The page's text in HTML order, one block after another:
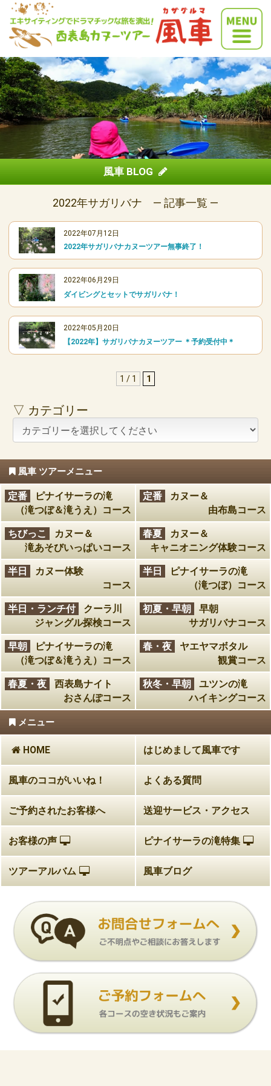
風車 BLOG
2022年サガリバナ ― 記事一覧 ―
2022年07月12日
2022年サガリバナカヌーツアー無事終了！
2022年06月29日
ダイビングとセットでサガリバナ！
2022年05月20日
【2022年】サガリバナカヌーツアー ＊予約受付中＊
1 / 1 1
▽ カテゴリー
風車 ツアーメニュー
定番
ピナイサーラの滝
（滝つぼ＆滝うえ）コース
定番
カヌー＆
由布島コース
ちびっこ
カヌー＆
滝あそびいっぱいコース
春夏
カヌー＆
キャニオニング体験コース
半日
カヌー体験
コース
半日
ピナイサーラの滝
（滝つぼ）コース
半日・ランチ付
クーラ川
ジャングル探検コース
初夏・早朝
早朝
サガリバナコース
早朝
ピナイサーラの滝
（滝つぼ＆滝うえ）コース
春・夜
ヤエヤマボタル
観賞コース
春夏・夜
西表島ナイト
おさんぽコース
秋冬・早朝
ユツンの滝
ハイキングコース
メニュー
HOME はじめまして風車です
風車のココがいいね！ よくある質問
ご予約されたお客様へ 送迎サービス・アクセス
お客様の声 ピナイサーラの滝特集
ツアーアルバム 風車ブログ